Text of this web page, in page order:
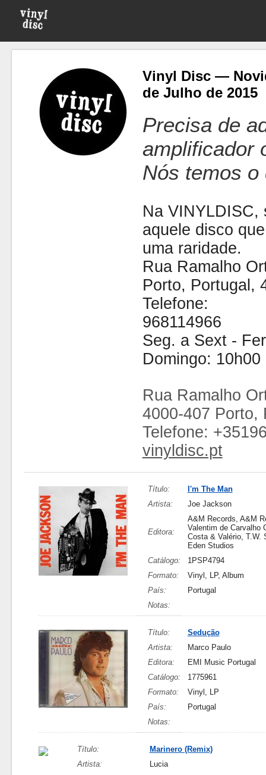
Vinyl Disc —
de Julho de 2015
Precisa de
amplificador
Nós temos o
Na VINYLDISC,
aquele disco
uma raridade.
Rua Ramalho
Porto, Portugal,
Telefone:
968114966
Seg. a Sext -
Domingo: 10h00
Rua Ramalho
4000-407 Porto,
Telefone:
vinyldisc.pt
Título:
I'm The Man
Artista:
Joe Jackson
Editora:
A&M Records, A&M
Valentim de Carvalho
Costa & Valério, T.W.
Eden Studios
Catálogo:
1PSP4794
Formato:
Vinyl, LP, Album
País:
Portugal
Notas:
Título:
Sedução
Artista:
Marco Paulo
Editora:
EMI Music Portugal
Catálogo:
1775961
Formato:
Vinyl, LP
País:
Portugal
Notas:
Título:
Marinero (Remix)
Artista:
Lucia